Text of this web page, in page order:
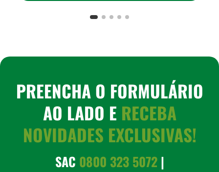
PREENCHA O FORMULÁRIO
AO LADO E RECEBA
NOVIDADES EXCLUSIVAS!
SAC 0800 323 5072|